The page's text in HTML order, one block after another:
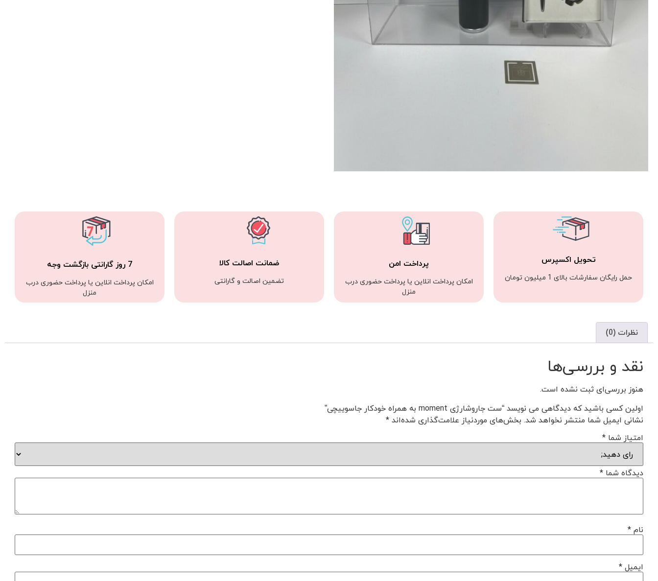
تحویل اکسپرس
حمل رایگان سفارشات بالای 1 میلیون تومان
پرداخت امن
امکان پرداخت انلاین یا پرداخت حضوری درب
منزل
ضمانت اصالت کالا
تضمین اصالت و گارانتی
7 روز گارانتی بازگشت وجه
امکان پرداخت انلاین یا پرداخت حضوری درب
منزل
نظرات (0)
نقد و بررسی‌ها
هنوز بررسی‌ای ثبت نشده است.
اولین کسی باشید که دیدگاهی می نویسد “ست جاروشارژی moment به همراه خودکار جاسوییچی”
نشانی ایمیل شما منتشر نخواهد شد. بخش‌های موردنیاز علامت‌گذاری شده‌اند*
امتیاز شما *
دیدگاه شما *
نام*
ایمیل*